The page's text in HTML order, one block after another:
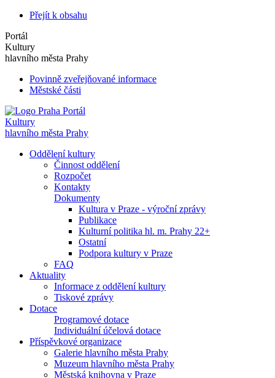
Přejít k obsahu
Portál
Kultury
hlavního města Prahy
Povinně zveřejňované informace
Městské části
Portál
Kultury
hlavního města Prahy
Oddělení kultury
Činnost oddělení
Rozpočet
Kontakty
Dokumenty
Kultura v Praze - výroční zprávy
Publikace
Kulturní politika hl. m. Prahy 22+
Ostatní
Podpora kultury v Praze
FAQ
Aktuality
Informace z oddělení kultury
Tiskové zprávy
Dotace
Programové dotace
Individuální účelová dotace
Příspěvkové organizace
Galerie hlavního města Prahy
Muzeum hlavního města Prahy
Městská knihovna v Praze